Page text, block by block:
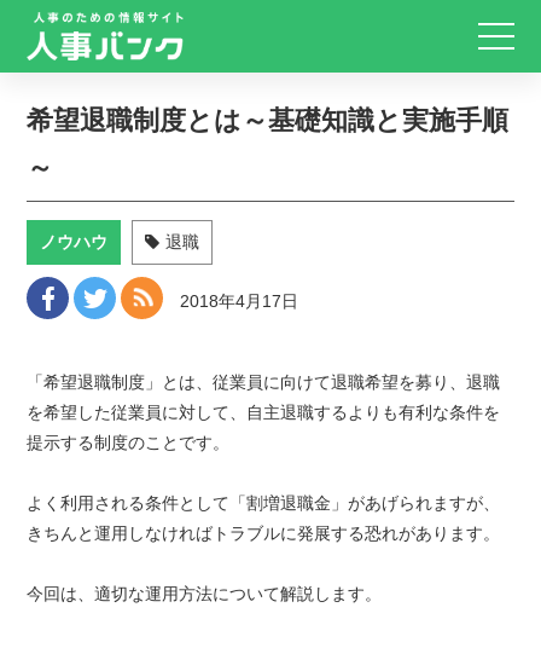
希望退職制度とは～基礎知識と実施手順
～
ノウハウ 退職
2018年4月17日
「希望退職制度」とは、従業員に向けて退職希望を募り、退職
を希望した従業員に対して、自主退職するよりも有利な条件を
提示する制度のことです。
よく利用される条件として「割増退職金」があげられますが、
きちんと運用しなければトラブルに発展する恐れがあります。
今回は、適切な運用方法について解説します。